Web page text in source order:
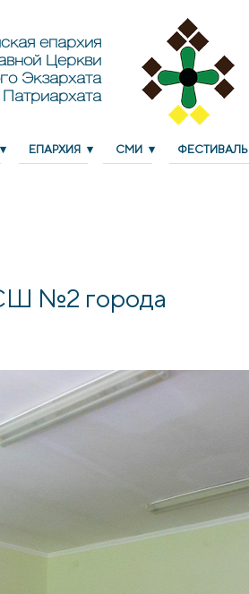
епархия
Церкви
Экзархата
ЕПАРХИЯ СМИ ФЕСТИВАЛЬ
№2 города